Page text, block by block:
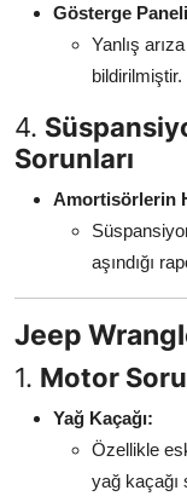
Gösterge
Yanlış
bildirilmiştir.
4.
Sorunları
Amortisörlerin
aşındığı
Jeep
1. Motor
Yağ Kaçağı:
Özellikle
yağ kaçağı